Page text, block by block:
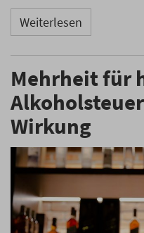
Weiterlesen
Mehrheit für
Wirkung